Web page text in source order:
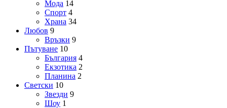
Мода 14
Спорт 4
Храна 34
Любов 9
Връзки 9
Пътуване 10
България 4
Екзотика 2
Планина 2
Светски 10
Звезди 9
Шоу 1